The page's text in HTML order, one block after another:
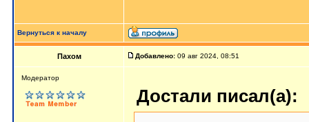
Вернуться к началу
Пахом Добавлено: 09 авг 2024, 08:51
Мoдератор
Достали писал(а):